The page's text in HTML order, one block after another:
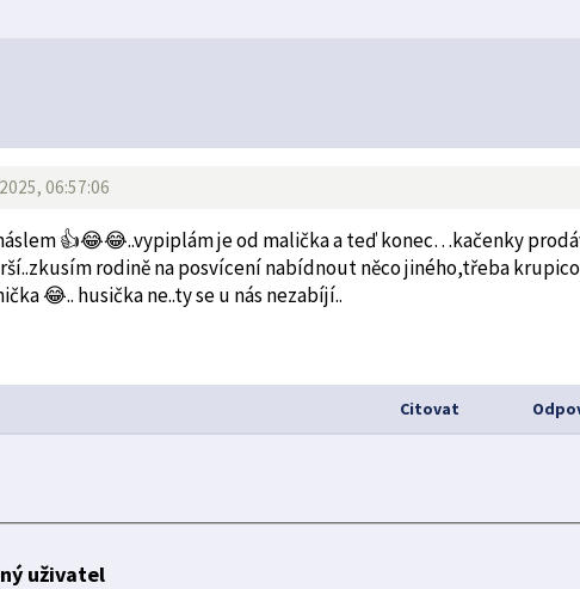
06:57:06
👍😂😂..vypiplám je od malička a teď konec…kačenky
rodině na posvícení nabídnout něco jiného,třeba
😂.. husička ne..ty se u nás nezabíjí..
Citovat
uživatel